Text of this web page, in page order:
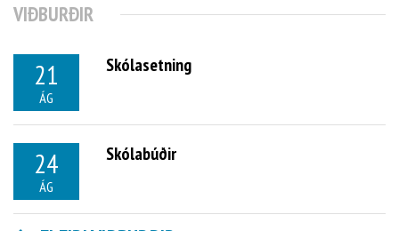
VIÐBURÐIR
21
ÁG
Skólasetning
24
ÁG
Skólabúðir